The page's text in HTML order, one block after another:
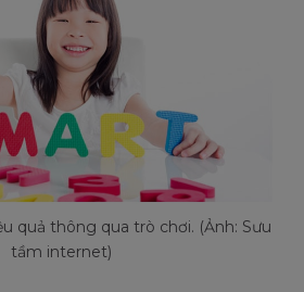
quả thông qua trò chơi. (Ảnh: Sưu
tầm internet)